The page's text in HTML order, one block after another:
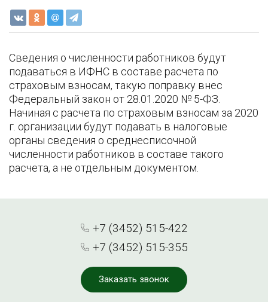
Сведения о численности работников будут
подаваться в ИФНС в составе расчета по
страховым взносам, такую поправку внес
Федеральный закон от 28.01.2020 № 5-ФЗ.
Начиная с расчета по страховым взносам за 2020
г. организации будут подавать в налоговые
органы сведения о среднесписочной
численности работников в составе такого
расчета, а не отдельным документом.
+7 (3452) 515-422
+7 (3452) 515-355
Заказать звонок